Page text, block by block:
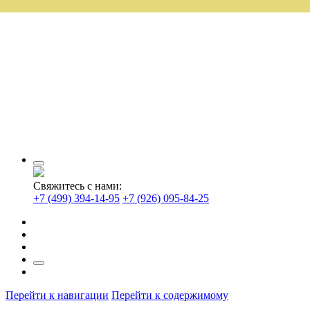
Свяжитесь с нами:
+7 (499) 394-14-95 +7 (926) 095-84-25
Перейти к навигации Перейти к содержимому